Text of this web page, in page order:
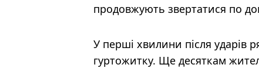
продовжують звертатися по
У перші хвилини після ударів
гуртожитку. Ще десяткам